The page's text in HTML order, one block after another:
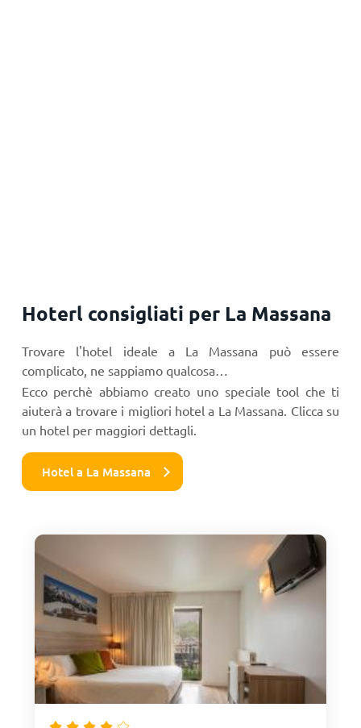
Hoterl consigliati per La Massana
Trovare l'hotel ideale a La Massana può essere
complicato, ne sappiamo qualcosa…
Ecco perchè abbiamo creato uno speciale tool che ti
aiuterà a trovare i migliori hotel a La Massana. Clicca su
un hotel per maggiori dettagli.
Hotel a La Massana